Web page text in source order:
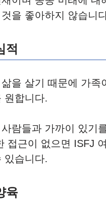
을 좋아하지 않습니
적
을 살기 때문에 가족
원합니다.
람들과 가까이 있기
접근이 없으면 ISFJ
있습니다.
육